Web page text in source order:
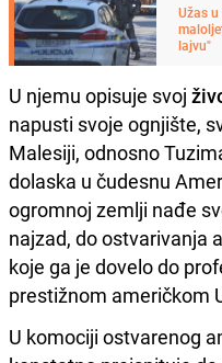
Užas
lajvu"
U njemu opisuje svoj
napusti svoje ognjište,
Malesiji, odnosno
dolaska u čudesnu
ogromnoj zemlji nađe
najzad, do ostvarivanja
koje ga je dovelo do
prestižnom američkom
U komociji ostvarenog